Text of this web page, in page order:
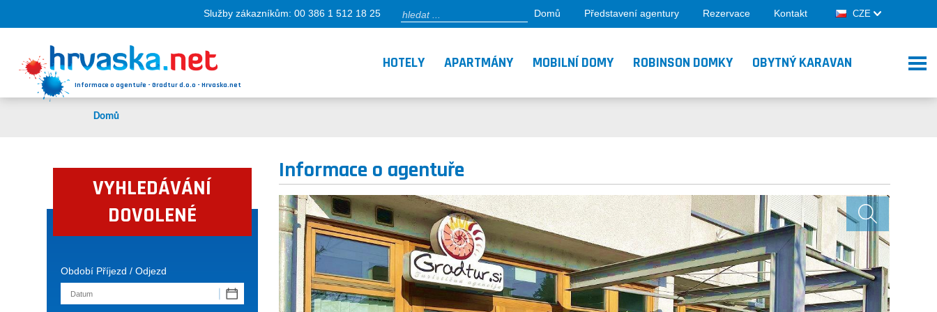
Informace o agentuře - Gradtur d.o.o - Hrvaska.net
HOTELY APARTMÁNY MOBILNÍ DOMY ROBINSON DOMKY OBYTNÝ KARAVAN
CZE
Služby zákazníkům: 00 386 1 512 18 25 Domů Představení agentury Rezervace Kontakt
Domů
VYHLEDÁVÁNÍ
DOVOLENÉ
Období Příjezd / Odjezd
Informace o agentuře